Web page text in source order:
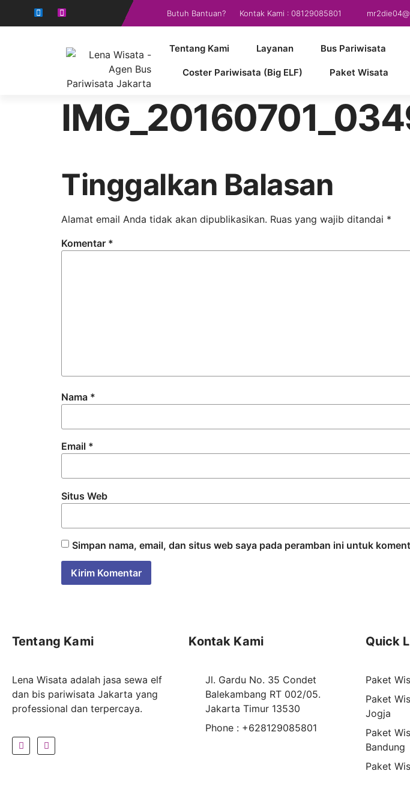
Butuh Bantuan? Kontak Kami : 08129085801
Tentang Kami Layanan Bus Pariwisata
Coster Pariwisata (Big ELF) Paket Wisata
Tinggalkan Balasan
Alamat email Anda tidak akan dipublikasikan. Ruas yang wajib ditandai *
Komentar *
Nama *
Email *
Situs Web
Simpan nama, email, dan situs web saya pada peramban ini untuk
Tentang Kami
Lena Wisata adalah jasa sewa elf
dan bis pariwisata Jakarta yang
professional dan terpercaya.
Kontak Kami
Jl. Gardu No. 35 Condet
Balekambang RT 002/05.
Jakarta Timur 13530
Phone : +628129085801
Quick
Paket
Paket
Jogja
Paket
Bandung
Paket